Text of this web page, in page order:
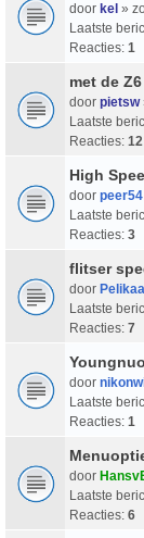
door kel »
Laatste
Reacties: 1
met de
door pietsw
Laatste
Reacties: 12
High
door peer54
Laatste
Reacties: 3
flitser
door
Laatste
Reacties: 7
door
Laatste
Reacties: 1
door
Laatste
Reacties: 6